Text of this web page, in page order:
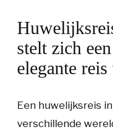
stelt zich
elegante
Een huwelijksreis
verschillende